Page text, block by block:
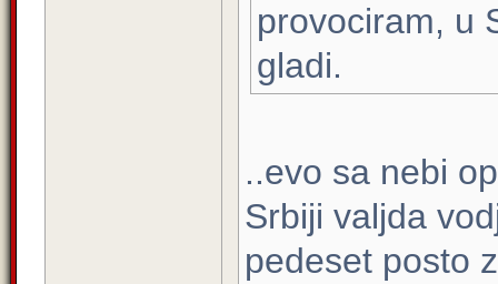
provociram, u
gladi.
..evo sa nebi
Srbiji valjda
pedeset posto